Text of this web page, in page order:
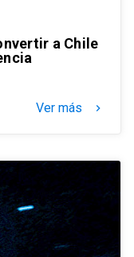
a Chile
Ver más keyboard_arrow_right